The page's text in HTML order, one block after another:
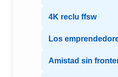
4K reclu ffsw
Los
Amistad sin